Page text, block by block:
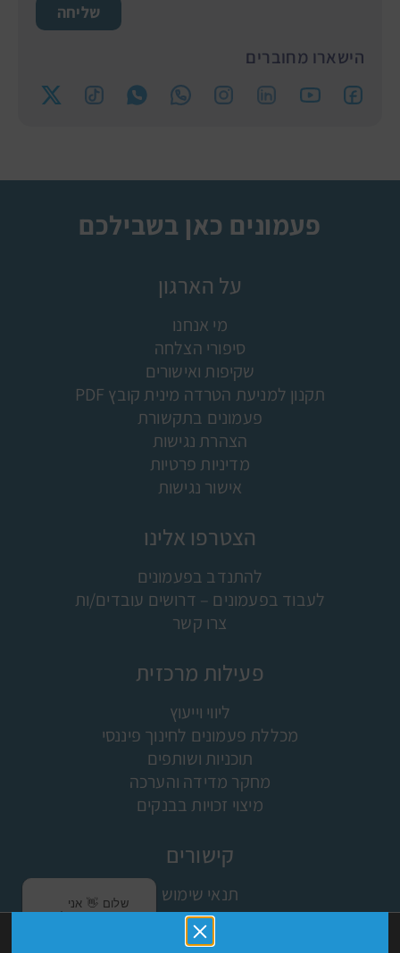
שליחה
הישארו מחוברים
פעמונים כאן בשבילכם
על הארגון
מי אנחנו
סיפורי הצלחה
שקיפות ואישורים
תקנון למניעת הטרדה מינית קובץ PDF
פעמונים בתקשורת
הצהרת נגישות
מדיניות פרטיות
אישור נגישות
הצטרפו אלינו
להתנדב בפעמונים
לעבוד בפעמונים – דרושים עובדים/ות
צרו קשר
פעילות מרכזית
ליווי וייעוץ
מכללת פעמונים לחינוך פיננסי
תוכניות ושותפים
מחקר מדידה והערכה
מיצוי זכויות בבנקים
קישורים
תנאי שימוש
מפת האתר
ישומון (אפליקציה)
שלום 👋 אני